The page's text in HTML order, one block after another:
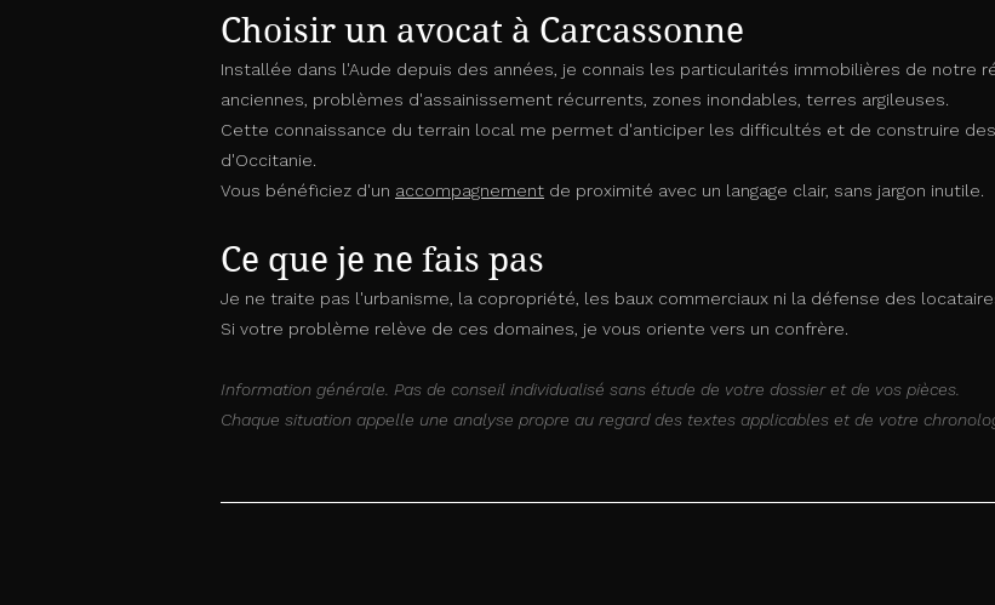
Choisir un avocat à Carcassonne
Installée dans l'Aude depuis des années, je connais les particularités immobilières de notre
anciennes, problèmes d'assainissement récurrents, zones inondables, terres argileuses.
Cette connaissance du terrain local me permet d'anticiper les difficultés et de construire
d'Occitanie.
Vous bénéficiez d'un accompagnement de proximité avec un langage clair, sans jargon inutile.
Ce que je ne fais pas
Je ne traite pas l'urbanisme, la copropriété, les baux commerciaux ni la défense des
Si votre problème relève de ces domaines, je vous oriente vers un confrère.
Information générale. Pas de conseil individualisé sans étude de votre dossier et de vos pièces.
Chaque situation appelle une analyse propre au regard des textes applicables et de votre